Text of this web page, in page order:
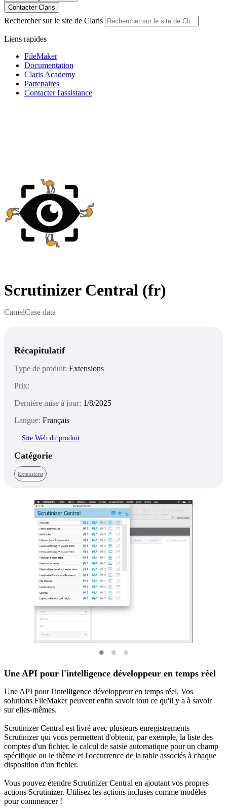
Contacter Claris
Rechercher sur le site de Claris
Liens rapides
FileMaker
Documentation
Claris Academy
Partenaires
Contacter l'assistance
Scrutinizer Central (fr)
CamelCase data
Récapitulatif
Type de produit: Extensions
Prix:
Dernière mise à jour: 1/8/2025
Langue: Français
Site Web du produit
Catégorie
Extensions
Une API pour l'intelligence développeur en temps réel
Une API pour l'intelligence développeur en temps réel. Vos
solutions FileMaker peuvent enfin savoir tout ce qu'il y a à savoir
sur elles-mêmes.
Scrutinizer Central est livré avec plusieurs enregistrements
Scrutinizer qui vous permettent d'obtenir, par exemple, la liste des
comptes d'un fichier, le calcul de saisie automatique pour un champ
spécifique ou le thème et l'occurrence de la table associés à chaque
disposition d'un fichier.
Vous pouvez étendre Scrutinizer Central en ajoutant vos propres
actions Scrutinizer. Utilisez les actions incluses comme modèles
pour commencer !